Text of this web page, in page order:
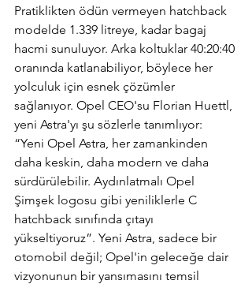
Pratiklikten ödün vermeyen hatchback
modelde 1.339 litreye, kadar bagaj
hacmi sunuluyor. Arka koltuklar 40:20:40
oranında katlanabiliyor, böylece her
yolculuk için esnek çözümler
sağlanıyor. Opel CEO'su Florian Huettl,
yeni Astra'yı şu sözlerle tanımlıyor:
“Yeni Opel Astra, her zamankinden
daha keskin, daha modern ve daha
sürdürülebilir. Aydınlatmalı Opel
Şimşek logosu gibi yeniliklerle C
hatchback sınıfında çıtayı
yükseltiyoruz”. Yeni Astra, sadece bir
otomobil değil; Opel'in geleceğe dair
vizyonunun bir yansımasını temsil